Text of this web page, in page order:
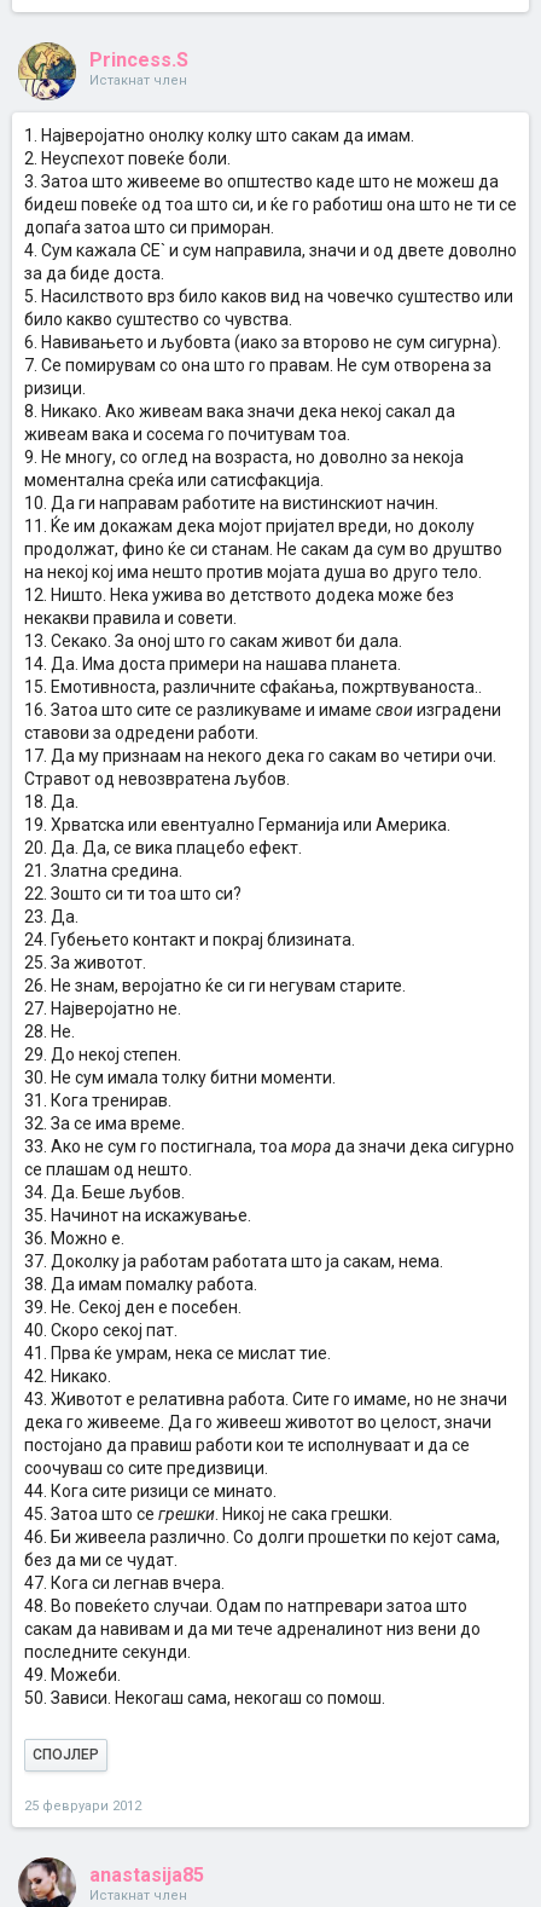
Princess.S
Истакнат член
1. Најверојатно онолку колку што сакам да имам.
2. Неуспехот повеќе боли.
3. Затоа што живееме во општество каде што не можеш да
бидеш повеќе од тоа што си, и ќе го работиш она што не ти се
допаѓа затоа што си приморан.
4. Сум кажала СЕ` и сум направила, значи и од двете доволно
за да биде доста.
5. Насилството врз било каков вид на човечко суштество или
било какво суштество со чувства.
6. Навивањето и љубовта (иако за второво не сум сигурна).
7. Се помирувам со она што го правам. Не сум отворена за
ризици.
8. Никако. Ако живеам вака значи дека некој сакал да
живеам вака и сосема го почитувам тоа.
9. Не многу, со оглед на возраста, но доволно за некоја
моментална среќа или сатисфакција.
10. Да ги направам работите на вистинскиот начин.
11. Ќе им докажам дека мојот пријател вреди, но доколу
продолжат, фино ќе си станам. Не сакам да сум во друштво
на некој кој има нешто против мојата душа во друго тело.
12. Ништо. Нека ужива во детството додека може без
некакви правила и совети.
13. Секако. За оној што го сакам живот би дала.
14. Да. Има доста примери на нашава планета.
15. Емотивноста, различните сфаќања, пожртвуваноста..
16. Затоа што сите се разликуваме и имаме своиизградени
ставови за одредени работи.
17. Да му признаам на некого дека го сакам во четири очи.
Стравот од невозвратена љубов.
18. Да.
19. Хрватска или евентуално Германија или Америка.
20. Да. Да, се вика плацебо ефект.
21. Златна средина.
22. Зошто си ти тоа што си?
23. Да.
24. Губењето контакт и покрај близината.
25. За животот.
26. Не знам, веројатно ќе си ги негувам старите.
27. Најверојатно не.
28. Не.
29. До некој степен.
30. Не сум имала толку битни моменти.
31. Кога тренирав.
32. За се има време.
33. Ако не сум го постигнала, тоа мора да значи дека сигурно
се плашам од нешто.
34. Да. Беше љубов.
35. Начинот на искажување.
36. Можно е.
37. Доколку ја работам работата што ја сакам, нема.
38. Да имам помалку работа.
39. Не. Секој ден е посебен.
40. Скоро секој пат.
41. Прва ќе умрам, нека се мислат тие.
42. Никако.
43. Животот е релативна работа. Сите го имаме, но не значи
дека го живееме. Да го живееш животот во целост, значи
постојано да правиш работи кои те исполнуваат и да се
соочуваш со сите предизвици.
44. Кога сите ризици се минато.
45. Затоа што се грешки . Никој не сака грешки.
46. Би живеела различно. Со долги прошетки по кејот сама,
без да ми се чудат.
47. Кога си легнав вчера.
48. Во повеќето случаи. Одам по натпревари затоа што
сакам да навивам и да ми тече адреналинот низ вени до
последните секунди.
49. Можеби.
50. Зависи. Некогаш сама, некогаш со помош.
СПОЈЛЕР
25 февруари 2012
anastasija85
Истакнат член